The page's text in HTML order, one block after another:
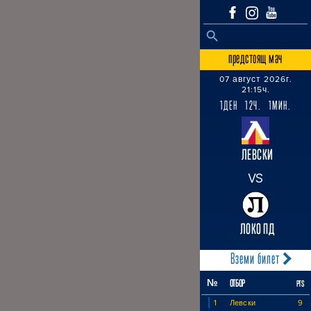
Search
SEARCH BUTTON
предстоящ мач
07 август 2026г.
21:15ч.
1ДЕН 12Ч. 1МИН.
ЛЕВСКИ
VS
ЛОКО ПД
Вземи билет
№ ОТБОР PTS
1 Левски
9